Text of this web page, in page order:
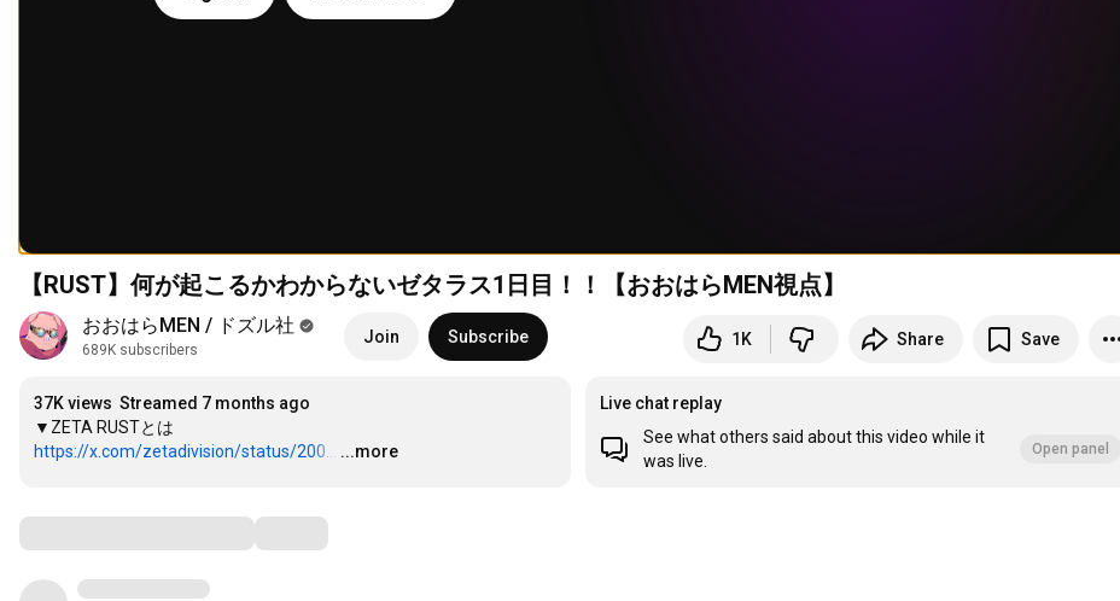
【RUST】何が起こるかわからないゼタラス1日目！！【おおはらMEN視点】
おおはらMEN / ドズル社
689K subscribers
Join Subscribe 1K Share Save
37K views Streamed 7 months ago
https://x.com/zetadivision/status/200...
…
...more
Live chat replay
See what others said about this video while it
was live.
Open panel